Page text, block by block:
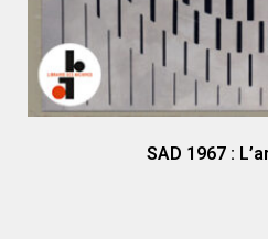
SAD 1967 :